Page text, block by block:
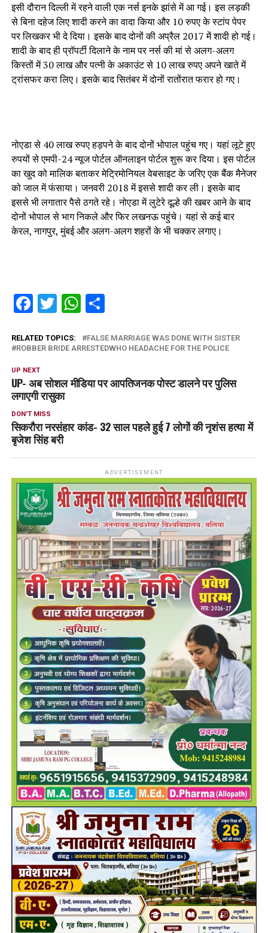
इसी दौरान दिल्ली में रहने वाली एक नर्स इनके झांसे में आ गई। इस लड़की
से बिना दहेज लिए शादी करने का वादा किया और 10 रुपए के स्टांप पेपर
पर लिखकर भी दे दिया। इसके बाद दोनों की अप्रैल 2017 में शादी हो गई।
शादी के बाद ही प्रॉपर्टी दिलाने के नाम पर नर्स की मां से अलग-अलग
किस्तों में 30 लाख और पत्नी के अकाउंट से 10 लाख रुपए अपने खाते में
ट्रांसफर करा लिए। इसके बाद सितंबर में दोनों रातोंरात फरार हो गए।
नोएडा से 40 लाख रुपए हड़पने के बाद दोनों भोपाल पहुंच गए। यहां लूटे हुए
रुपयों से एमपी-24 न्यूज पोर्टल ऑनलाइन पोर्टल शुरू कर दिया। इस पोर्टल
का खुद को मालिक बताकर मेट्रिमोनियल वेबसाइट के जरिए एक बैंक मैनेजर
को जाल में फंसाया। जनवरी 2018 में इससे शादी कर ली। इसके बाद
इससे भी लगातार पैसे ठगते रहे। नोएडा में लुटेरे दूल्हे की खबर आने के बाद
दोनों भोपाल से भाग निकले और फिर लखनऊ पहुंचे। यहां से कई बार
केरल, नागपुर, मुंबई और अलग-अलग शहरों के भी चक्कर लगाए।
Facebook
TwitterWhatsApp
Share
RELATED TOPICS:
FALSE MARRIAGE WAS DONE WITH SISTER
ROBBER BRIDE ARRESTEDWHO HEADACHE FOR THE POLICE
UP NEXT
UP- अब सोशल मीडिया पर आपतिजनक पोस्ट डालने पर पुलिस
लगाएगी रासुका
DON'T MISS
सिकरौरा नरसंहार कांड- 32 साल पहले हुई 7 लोगों की नृशंस हत्या में
बृजेश सिंह बरी
ADVERTISEMENT